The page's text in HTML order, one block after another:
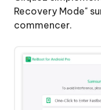
Recovery Mode"
commencer.